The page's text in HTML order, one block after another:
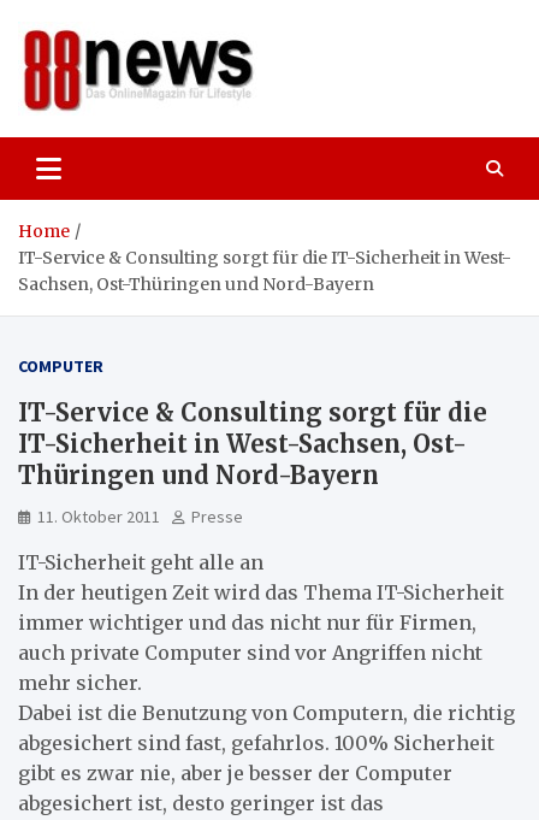
content
Home
IT-Service & Consulting sorgt für die IT-Sicherheit in West-
Sachsen, Ost-Thüringen und Nord-Bayern
COMPUTER
IT-Service & Consulting sorgt für die
IT-Sicherheit in West-Sachsen, Ost-
Thüringen und Nord-Bayern
11. Oktober 2011 Presse
IT-Sicherheit geht alle an
In der heutigen Zeit wird das Thema IT-Sicherheit
immer wichtiger und das nicht nur für Firmen,
auch private Computer sind vor Angriffen nicht
mehr sicher.
Dabei ist die Benutzung von Computern, die richtig
abgesichert sind fast, gefahrlos. 100% Sicherheit
gibt es zwar nie, aber je besser der Computer
abgesichert ist, desto geringer ist das